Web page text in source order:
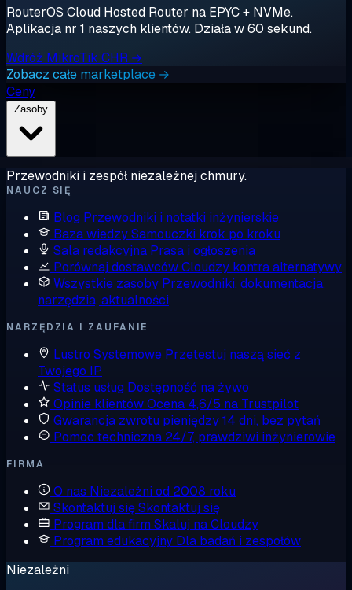
RouterOS Cloud Hosted Router na EPYC + NVMe.
Aplikacja nr 1 naszych klientów. Działa w 60 sekund.
Wdróż MikroTik CHR →
Zobacz całe marketplace →
Ceny
Przewodniki i zespół niezależnej chmury.
NAUCZ SIĘ
Blog Przewodniki i notatki inżynierskie
Baza wiedzySamouczki krok po kroku
Sala redakcyjna Prasa i ogłoszenia
Porównaj dostawcówCloudzy kontra alternatywy
Wszystkie zasoby Przewodniki, dokumentacja,
narzędzia, aktualności
NARZĘDZIA I ZAUFANIE
Lustro Systemowe Przetestuj naszą sieć z
Twojego IP
Status usług Dostępność na żywo
Opinie klientówOcena 4,6/5 na Trustpilot
Gwarancja zwrotu pieniędzy14 dni, bez pytań
Pomoc techniczna 24/7, prawdziwi inżynierowie
FIRMA
O nas Niezależni od 2008 roku
Skontaktuj sięSkontaktuj się
Program dla firm Skaluj na Cloudzy
Program edukacyjny Dla badań i zespołów
Niezależni